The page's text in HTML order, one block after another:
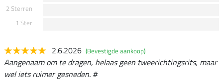
2 Sterren
1 Ster
2.6.2026 (Bevestigde aankoop)
Aangenaam om te dragen, helaas geen tweerichtingsrits, maar
wel iets ruimer gesneden. #